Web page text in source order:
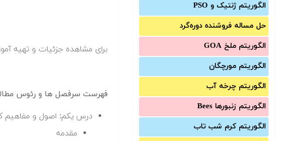
الگوریتم ژنتیک و PSO
حل مساله فروشنده دوره‌گرد
الگوریتم ملخ GOA
الگوریتم مورچگان
الگوریتم چرخه آب
الگوریتم زنبورها Bees
الگوریتم کرم شب تاب
برای مشاهده جزئیات و تهیه
فهرست سرفصل ها و رئوس
درس یکم: اصول و مفاهیم
مقدمه